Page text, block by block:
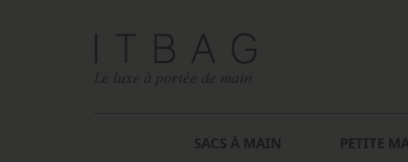
SACS À MAIN PETITE